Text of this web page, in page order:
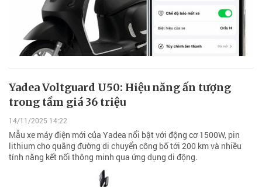
Yadea Voltguard U50: Hiệu năng ấn tượng
trong tầm giá 36 triệu
14/11/2025 14:22
Mẫu xe máy điện mới của Yadea nổi bật với động cơ 1500W, pin
lithium cho quãng đường di chuyển công bố tới 200 km và nhiều
tính năng kết nối thông minh qua ứng dụng di động.